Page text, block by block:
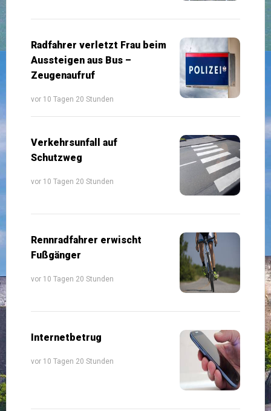
Radfahrer verletzt Frau beim
Aussteigen aus Bus –
Zeugenaufruf
vor 10 Tagen 20 Stunden
Verkehrsunfall auf
Schutzweg
vor 10 Tagen 20 Stunden
Rennradfahrer erwischt
Fußgänger
vor 10 Tagen 20 Stunden
Internetbetrug
vor 10 Tagen 20 Stunden